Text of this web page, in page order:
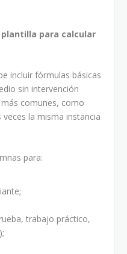
para calcular
incluir fórmulas básicas
sin intervención
comunes, como
la misma instancia
para:
trabajo práctico,